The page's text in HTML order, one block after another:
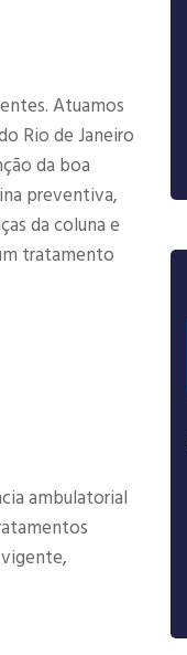
Atuamos
Rio de Janeiro
da boa
preventiva,
da coluna e
tratamento
ambulatorial